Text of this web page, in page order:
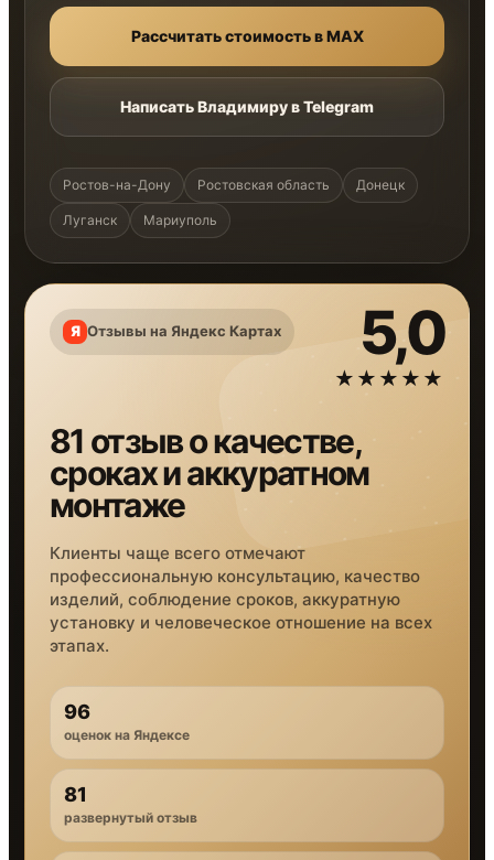
Рассчитать стоимость в MAX
Написать Владимиру в Telegram
Ростов-на-Дону Ростовская область Донецк
Луганск Мариуполь
Отзывы на Яндекс Картах 5,0
★★★★★
81 отзыв о качестве,
сроках и аккуратном
монтаже
Клиенты чаще всего отмечают
профессиональную консультацию, качество
изделий, соблюдение сроков, аккуратную
установку и человеческое отношение на всех
этапах.
96
оценок на Яндексе
81
развернутый отзыв